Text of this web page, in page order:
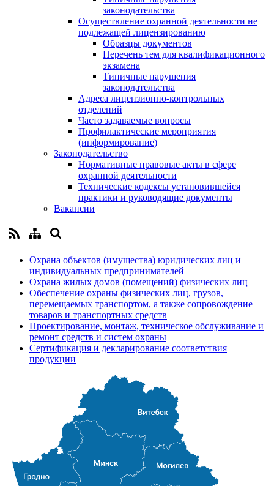
законодательства
Осуществление охранной деятельности не
подлежащей лицензированию
Образцы документов
Перечень тем для квалификационного
экзамена
Типичные нарушения
законодательства
Адреса лицензионно-контрольных
отделений
Часто задаваемые вопросы
Профилактические мероприятия
(информирование)
Законодательство
Нормативные правовые акты в сфере
охранной деятельности
Технические кодексы установившейся
практики и руководящие документы
Вакансии
Охрана объектов (имущества) юридических лиц и
индивидуальных предпринимателей
Охрана жилых домов (помещений) физических лиц
Обеспечение охраны физических лиц, грузов,
перемещаемых транспортом, а также сопровождение
товаров и транспортных средств
Проектирование, монтаж, техническое обслуживание и
ремонт средств и систем охраны
Сертификация и декларирование соответствия
продукции